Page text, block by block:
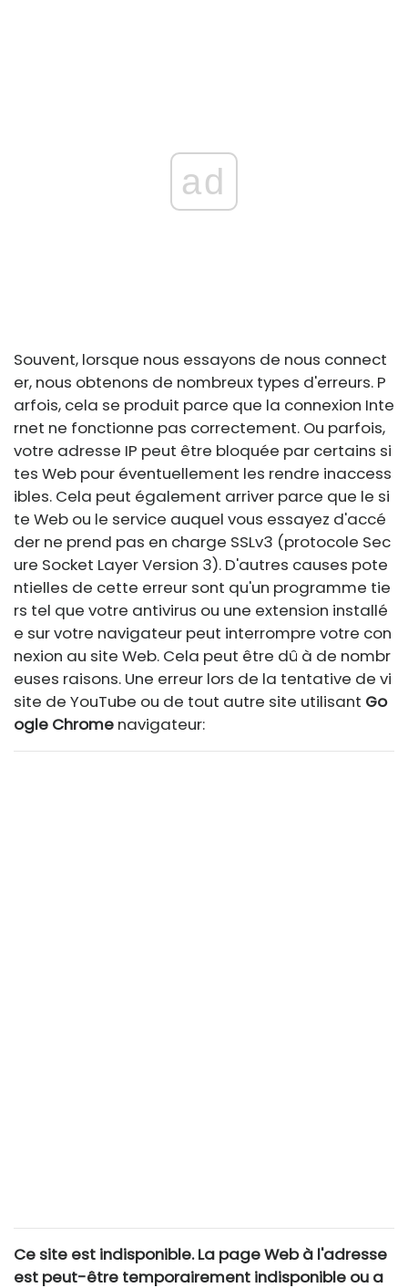
ad
Souvent, lorsque nous essayons de nous connect
er, nous obtenons de nombreux types d'erreurs. P
arfois, cela se produit parce que la connexion Inte
rnet ne fonctionne pas correctement. Ou parfois,
votre adresse IP peut être bloquée par certains si
tes Web pour éventuellement les rendre inaccess
ibles. Cela peut également arriver parce que le si
te Web ou le service auquel vous essayez d'accé
der ne prend pas en charge SSLv3 (protocole Sec
ure Socket Layer Version 3). D'autres causes pote
ntielles de cette erreur sont qu'un programme tie
rs tel que votre antivirus ou une extension installé
e sur votre navigateur peut interrompre votre con
nexion au site Web. Cela peut être dû à de nombr
euses raisons. Une erreur lors de la tentative de vi
site de YouTube ou de tout autre site utilisant Go
ogle Chrome navigateur:
Ce site est indisponible. La page Web à l'adresse
est peut-être temporairement indisponible ou a